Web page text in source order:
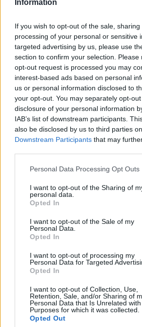
Information
If you wish to opt-out of the sale,
processing of your personal or sensitive
targeted advertising by us, please use
section to confirm your selection.
opt-out request is processed you may
interest-based ads based on personal
us or personal information disclosed to
your opt-out. You may separately opt-
disclosure of your personal information
IAB’s list of downstream participants.
also be disclosed by us to third parties
Downstream Participants that may
Please note that this website/app uses
not limited to your visit or usage
grant or deny consent to Google and its
use your data for below specified
consent section.
Personal Data Processing Opt Outs
I want to opt-out of the Sharing of
personal data.
Opted In
I want to opt-out of the Sale of my
Personal Data.
Opted In
I want to opt-out of processing my
Personal Data for Targeted
Opted In
I want to opt-out of Collection, Use,
Retention, Sale, and/or Sharing of
Personal Data that Is Unrelated
Purposes for which it was collected.
Opted Out
υπεράριθμος θεωρείται αυτός που
να κριθεί υπεράριθμος, ως
εκείνος που τοποθετήθηκε οργανικά
σχολική μονάδα. Σε περίπτωση
τοποθέτησης υπεράριθμος
μικρότερο αριθμό μονάδων
3) Αν το ίδιο σχολικό έτος έχει
εκπαιδευτικός από άρση
εκπαιδευτικός από βελτίωση-
θεωρείται ότι έχει προηγηθεί η
υπεράριθμου εκπαιδευτικού.
ώρες πλεόνασμα στον κλάδο των
σχολείο υπάρχουν 3 Μαθηματικοί
κανένας να κριθεί ως υπεράριθμος.
τελευταίος στη σχολική μονάδα και
είναι τοποθετημένοι το ίδιο σχολικό
μετάθεσης.
Παράδειγμα 2ο: Στην παραπάνω
Μαθηματικός θέλει να κριθεί
ΠΥΣΔΕ θα κρίνει ως υπεράριθμο τον
κάνει θετική δήλωση για κρίση